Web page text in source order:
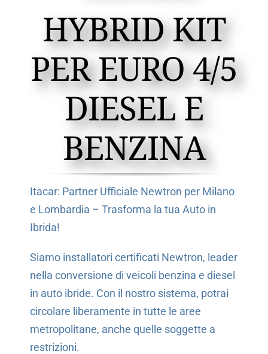
HYBRID KIT
PER EURO 4/5
DIESEL E
BENZINA
Itacar: Partner Ufficiale Newtron per Milano
e Lombardia – Trasforma la tua Auto in
Ibrida!
Siamo installatori certificati Newtron, leader
nella conversione di veicoli benzina e diesel
in auto ibride. Con il nostro sistema, potrai
circolare liberamente in tutte le aree
metropolitane, anche quelle soggette a
restrizioni.